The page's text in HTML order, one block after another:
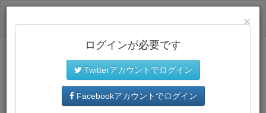
サイトトップに戻る
×
ログインが必要です
Twitterアカウントでログイン
Facebookアカウントでログイン